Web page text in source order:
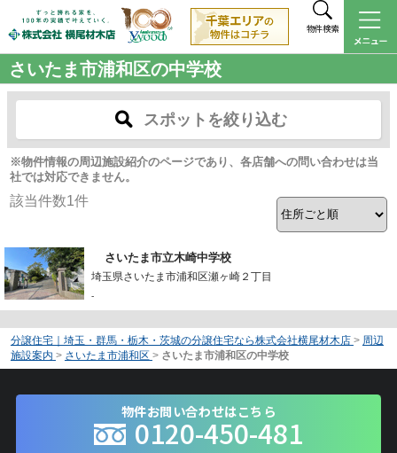
物件検索
さいたま市浦和区の中学校
スポットを絞り込む
※物件情報の周辺施設紹介のページであり、各店舗への問い合わせは当
社では対応できません。
該当件数1件
さいたま市立木崎中学校
埼玉県さいたま市浦和区瀬ヶ崎２丁目
-
分譲住宅｜埼玉・群馬・栃木・茨城の分譲住宅なら株式会社横尾材木店 > 周辺
施設案内 > さいたま市浦和区 > さいたま市浦和区の中学校
物件お問い合わせはこちら
0120-450-481